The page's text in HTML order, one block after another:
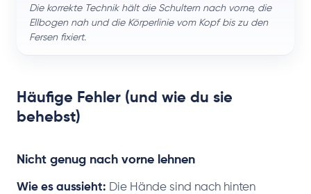
Die korrekte Technik hält die Schultern nach vorne, die
Ellbogen nah und die Körperlinie vom Kopf bis zu den
Fersen fixiert.
Häufige Fehler (und wie du sie
behebst)
Nicht genug nach vorne lehnen
Wie es aussieht: Die Hände sind nach hinten